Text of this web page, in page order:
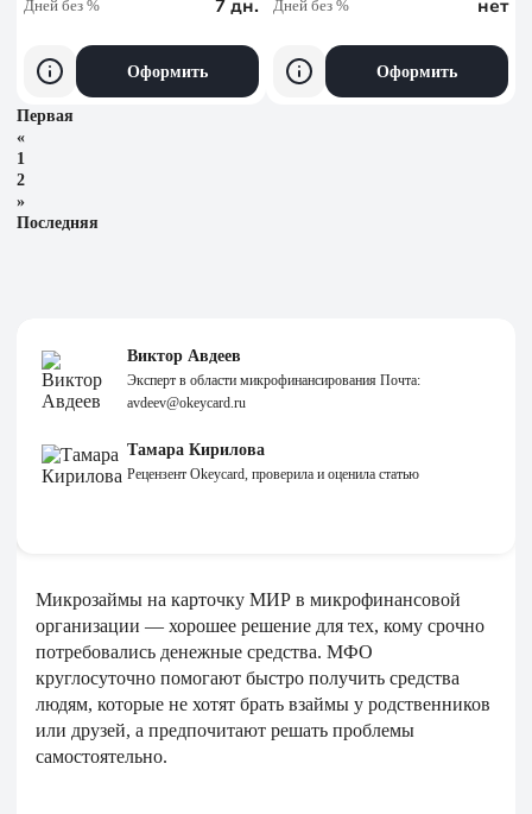
Дней без % 7 дн.
Оформить
Дней без % нет
Оформить
Первая
«
1
2
»
Последняя
Виктор Авдеев
Эксперт в области микрофинансирования Почта:
avdeev@okeycard.ru
Тамара Кирилова
Рецензент Okeycard, проверила и оценила статью
Микрозаймы на карточку МИР в микрофинансовой
организации — хорошее решение для тех, кому срочно
потребовались денежные средства. МФО
круглосуточно помогают быстро получить средства
людям, которые не хотят брать взаймы у родственников
или друзей, а предпочитают решать проблемы
самостоятельно.